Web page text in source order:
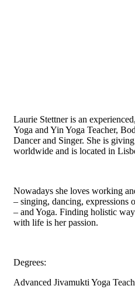
Laurie Stettner is an
Yoga and Yin Yoga Teacher,
Dancer and Singer. She is
worldwide and is located in
Nowadays she loves working
– singing, dancing, expressions
– and Yoga. Finding holistic
with life is her passion.
Degrees:
Advanced Jivamukti Yoga